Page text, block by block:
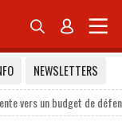
 
NEWSLETTERS
vers un budget de